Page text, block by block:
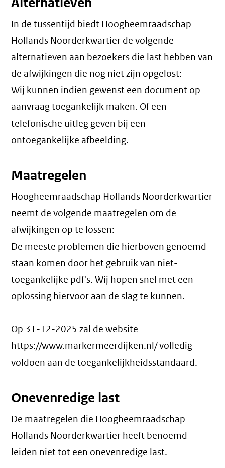
In de tussentijd biedt Hoogheemraadschap
Hollands Noorderkwartier de volgende
alternatieven aan bezoekers die last hebben van
de afwijkingen die nog niet zijn opgelost:
Wij kunnen indien gewenst een document op
aanvraag toegankelijk maken. Of een
telefonische uitleg geven bij een
ontoegankelijke afbeelding.
Maatregelen
Hoogheemraadschap Hollands Noorderkwartier
neemt de volgende maatregelen om de
afwijkingen op te lossen:
De meeste problemen die hierboven genoemd
staan komen door het gebruik van niet-
toegankelijke pdf's. Wij hopen snel met een
oplossing hiervoor aan de slag te kunnen.
Op 31-12-2025 zal de website
https://www.markermeerdijken.nl/ volledig
voldoen aan de toegankelijkheidsstandaard.
Onevenredige last
De maatregelen die Hoogheemraadschap
Hollands Noorderkwartier heeft benoemd
leiden niet tot een onevenredige last.